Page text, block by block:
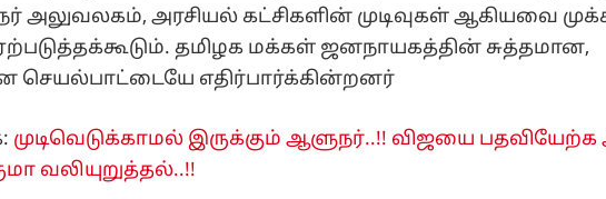
அலுவலகம், அரசியல் கட்சிகளின் முடிவுகள் ஆகியவை
தமிழக மக்கள் ஜனநாயகத்தின் சுத்தமான,
செயல்பாட்டையே எதிர்பார்க்கின்றனர்
முடிவெடுக்காமல் இருக்கும் ஆளுநர்..!! விஜயை பதவியேற்க
வலியுறுத்தல்..!!